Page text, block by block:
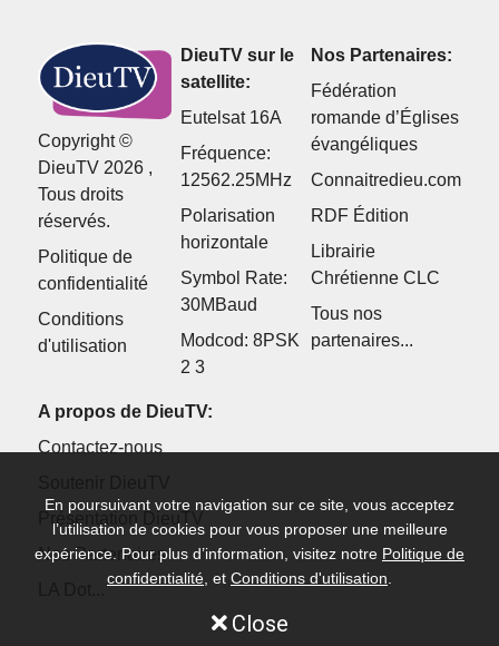
Copyright ©
DieuTV 2026 ,
Tous droits
réservés.
Politique de
confidentialité
Conditions
d'utilisation
DieuTV sur le
satellite:
Eutelsat 16A
Fréquence:
12562.25MHz
Polarisation
horizontale
Symbol Rate:
30MBaud
Modcod: 8PSK
2 3
Nos Partenaires:
Fédération
romande d’Églises
évangéliques
Connaitredieu.com
RDF Édition
Librairie
Chrétienne CLC
Tous nos
partenaires...
A propos de DieuTV:
Contactez-nous
Présentation DieuTV
Nos Partenaires
En poursuivant votre navigation sur ce site, vous acceptez
l’utilisation de cookies pour vous proposer une meilleure
expérience. Pour plus d’information, visitez notre Politique de
confidentialité , et Conditions d'utilisation